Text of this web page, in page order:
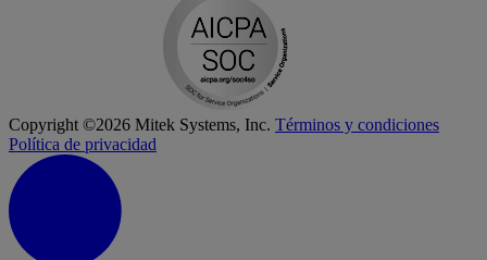
Copyright ©2026 Mitek Systems, Inc. Términos y condiciones
Política de privacidad